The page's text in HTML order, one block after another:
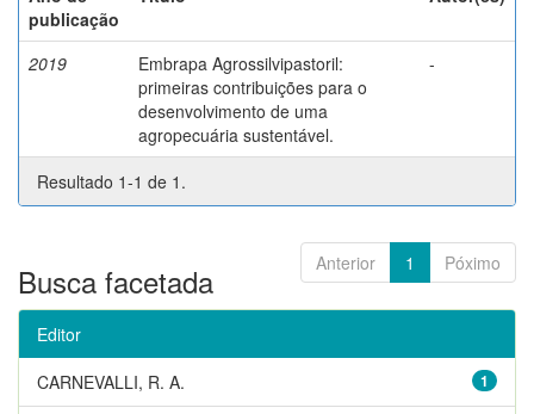
publicação
2019
Embrapa Agrossilvipastoril:
primeiras contribuições para o
desenvolvimento de uma
agropecuária sustentável.
-
Resultado 1-1 de 1.
Anterior 1 Póximo
Busca facetada
Editor
1
CARNEVALLI, R. A.